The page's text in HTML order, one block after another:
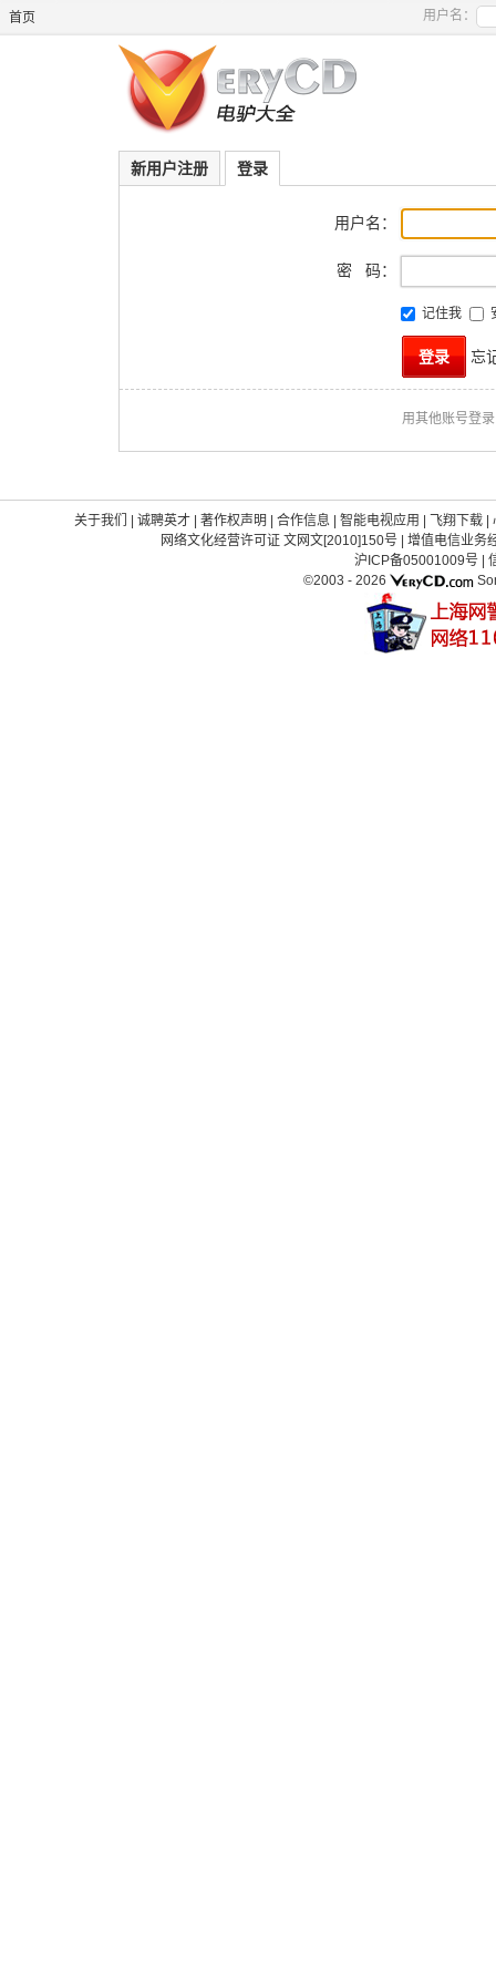
首页 用户名：
新用户注册 登录
用户名：
密 码：
记住我
忘
用其他账号登
关于我们 诚聘英才 著作权声明 合作信息 智能电视应用 飞翔下载
网络文化经营许可证 文网文[2010]150号
增值电信业务
沪ICP备05001009号|
©2003 - 2026